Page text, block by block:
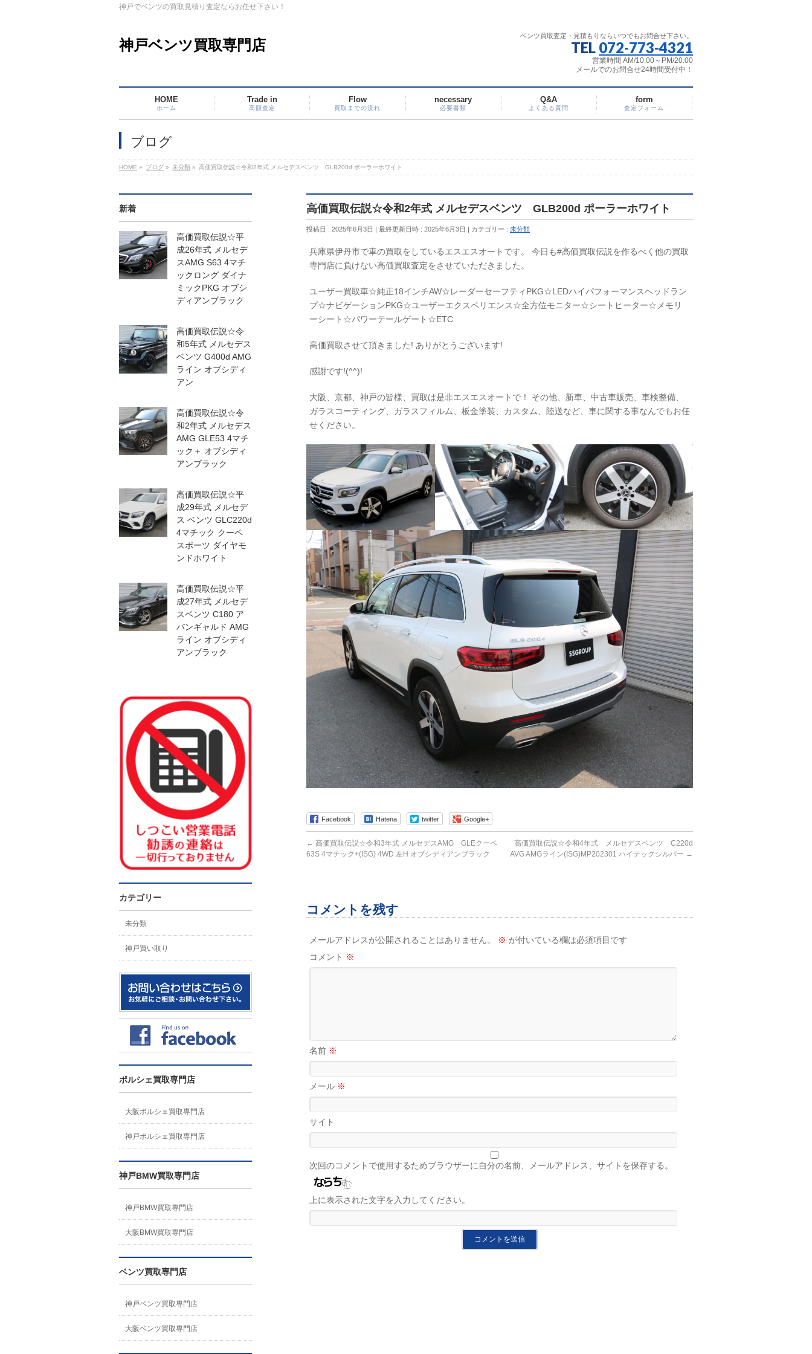
神戸でベンツの買取見積り査定ならお任せ下さい！
神戸ベンツ買取専門店
ベンツ買取査定・見積もりならいつでもお問合せ下さい。
TEL 072-773-4321
営業時間 AM/10:00～PM/20:00
メールでのお問合せ24時間受付中！
HOME
ホーム
Trade in
高額査定
Flow
買取までの流れ
necessary
必要書類
Q&A
よくある質問
form
査定フォーム
ブログ
HOME » ブログ » 未分類 » 高価買取伝説☆令和2年式 メルセデスベンツ GLB200d ポーラーホワイト
高価買取伝説☆令和2年式 メルセデスベンツ GLB200d ポーラーホワイト
投稿日 : 2025年6月3日 最終更新日時 : 2025年6月3日 カテゴリー : 未分類
兵庫県伊丹市で車の買取をしているエスエスオートです。 今日も#高価買取伝説を作るべく他の買取
専門店に負けない高価買取査定をさせていただきました。
ユーザー買取車☆純正18インチAW☆レーダーセーフティPKG☆LEDハイパフォーマンスヘッドラン
プ☆ナビゲーションPKG☆ユーザーエクスペリエンス☆全方位モニター☆シートヒーター☆メモリ
ーシート☆パワーテールゲート☆ETC
高価買取させて頂きました! ありがとうございます!
感謝です!(^^)!
大阪、京都、神戸の皆様、買取は是非エスエスオートで！ その他、新車、中古車販売、車検整備、
ガラスコーティング、ガラスフィルム、板金塗装、カスタム、陸送など、車に関する事なんでもお任
せください。
Facebook Hatena twitter Google+
← 高価買取伝説☆令和3年式 メルセデスAMG GLEクーペ
63S 4マチック+(ISG) 4WD 左H オブシディアンブラック
高価買取伝説☆令和4年式 メルセデスベンツ C220d
AVG AMGライン(ISG)MP202301 ハイテックシルバー →
コメントを残す
メールアドレスが公開されることはありません。 ※ が付いている欄は必須項目です
コメント ※
名前 ※
メール ※
サイト
次回のコメントで使用するためブラウザーに自分の名前、メールアドレス、サイトを保存する。
上に表示された文字を入力してください。
新着
高価買取伝説☆平
成26年式 メルセデ
スAMG S63 4マチ
ックロング ダイナ
ミックPKG オブシ
ディアンブラック
高価買取伝説☆令
和5年式 メルセデス
ベンツ G400d AMG
ライン オブシディ
アン
高価買取伝説☆令
和2年式 メルセデス
AMG GLE53 4マチ
ック＋ オブシディ
アンブラック
高価買取伝説☆平
成29年式 メルセデ
ス ベンツ GLC220d
4マチック クーペ
スポーツ ダイヤモ
ンドホワイト
高価買取伝説☆平
成27年式 メルセデ
スベンツ C180 ア
バンギャルド AMG
ライン オブシディ
アンブラック
カテゴリー
未分類
神戸買い取り
ポルシェ買取専門店
大阪ポルシェ買取専門店
神戸ポルシェ買取専門店
神戸BMW買取専門店
神戸BMW買取専門店
大阪BMW買取専門店
ベンツ買取専門店
神戸ベンツ買取専門店
大阪ベンツ買取専門店